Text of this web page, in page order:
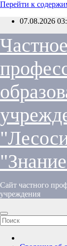
Перейти к
07.08.2026
Частное
Сайт частного
учреждения